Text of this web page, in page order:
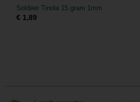
Soldeer Tinola 15 gram 1mm
€ 1,89